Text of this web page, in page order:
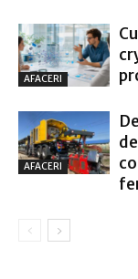
AFACERI
AFACERI